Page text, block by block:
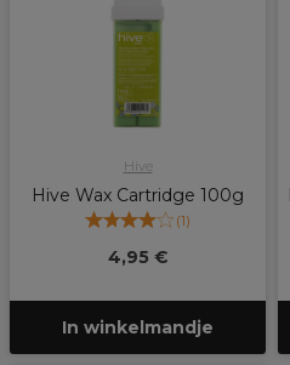
Hive
Hive Wax Cartridge 100g
(1)
4,95 €
In winkelmandje